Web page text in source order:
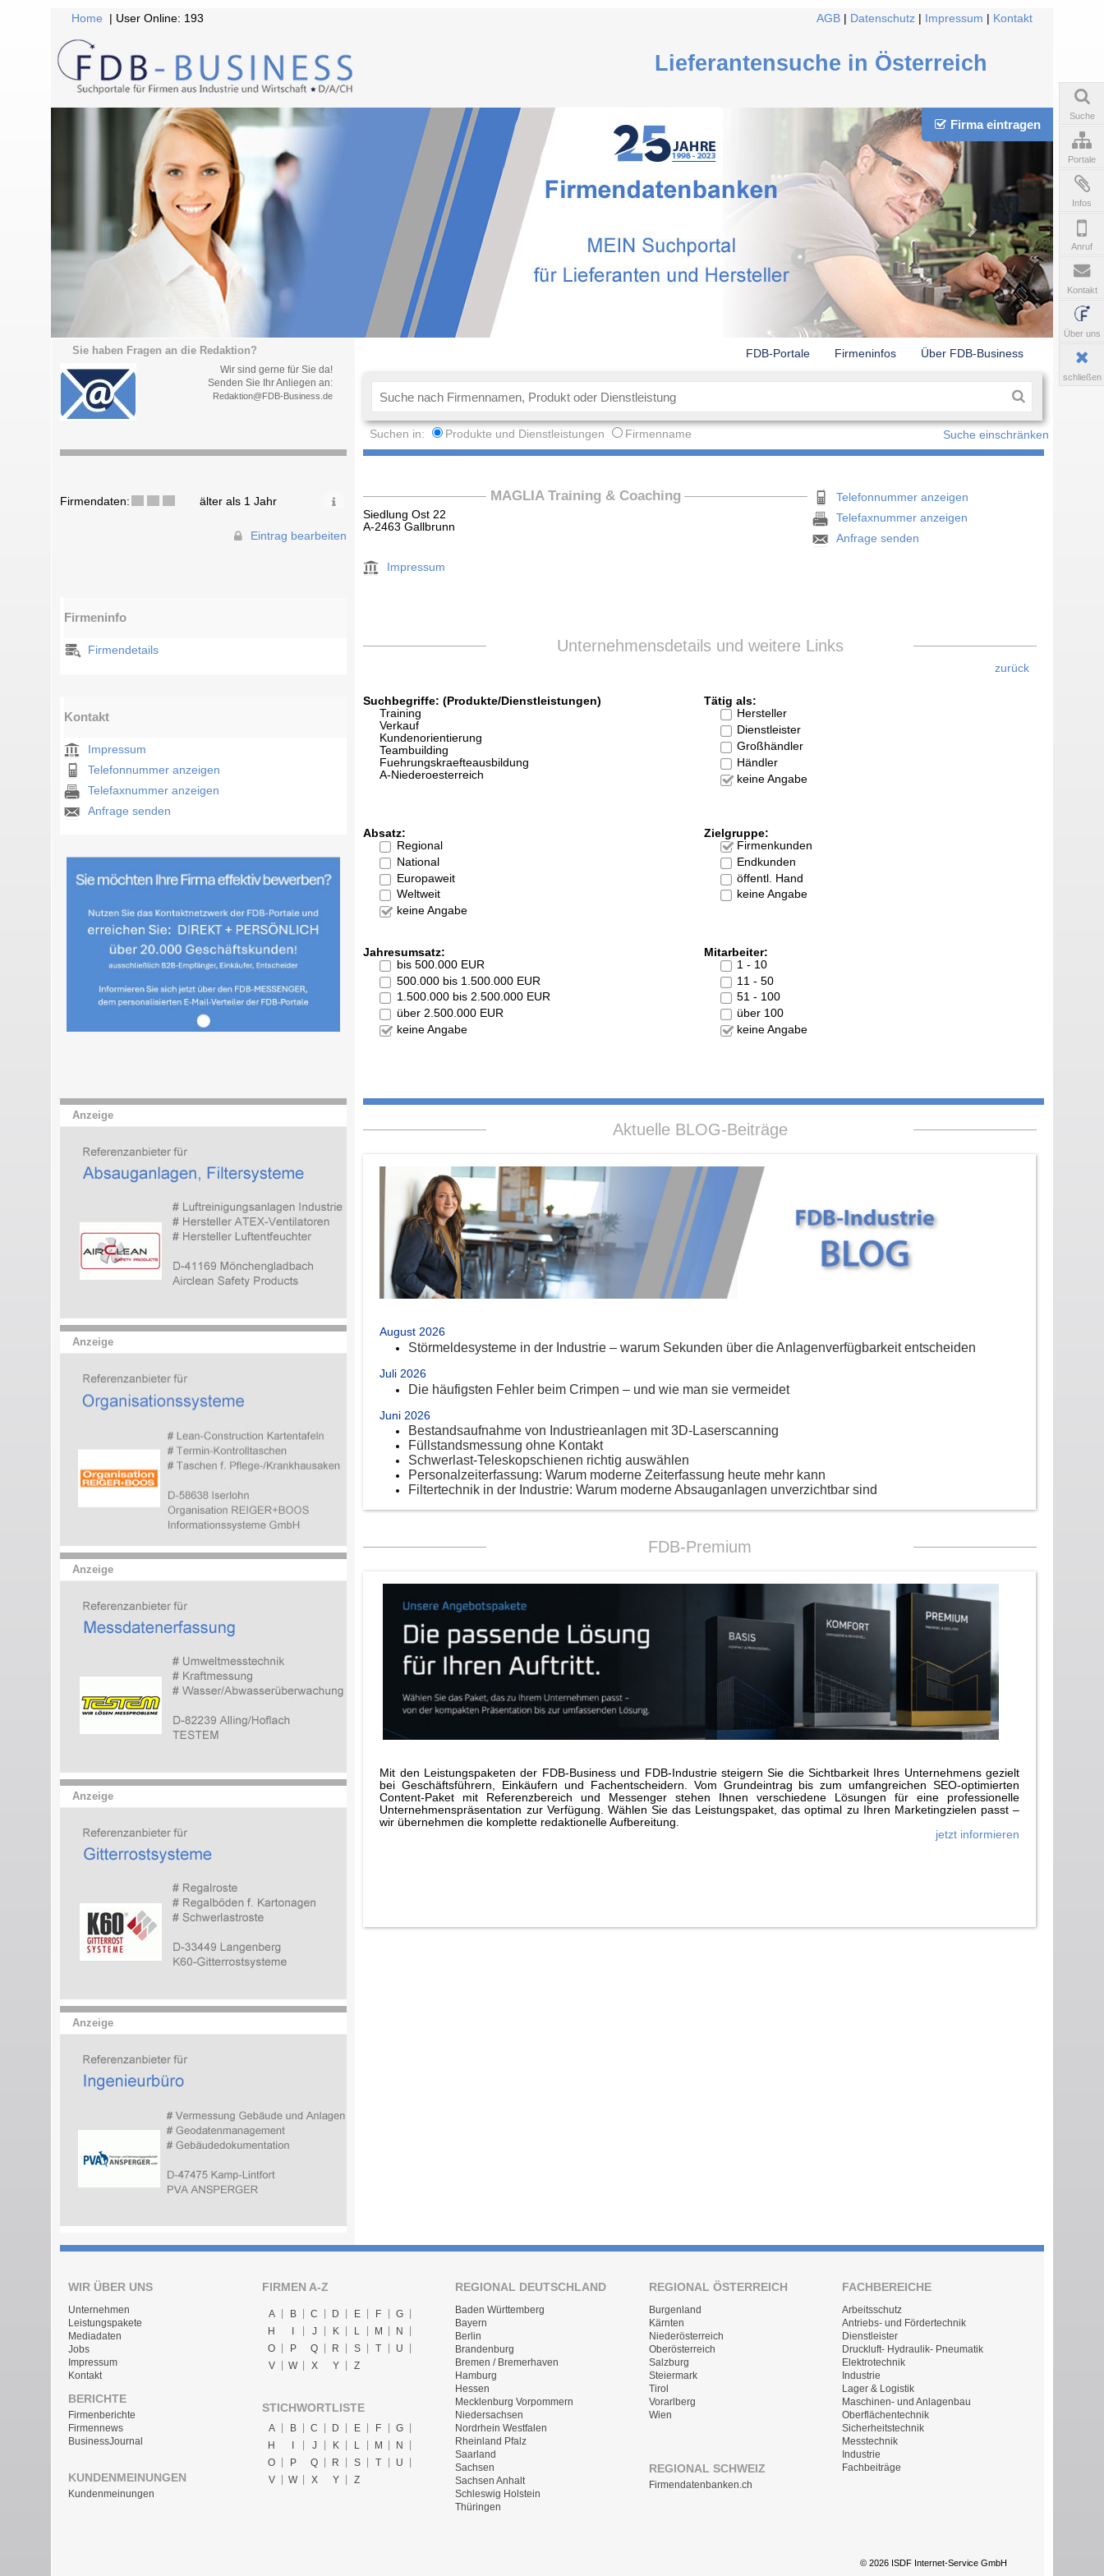
Home | User Online: 193 AGB Datenschutz Impressum Kontakt
Lieferantensuche in Österreich
Firma eintragen
Sie haben Fragen an die Redaktion?
Wir sind gerne für Sie da!
Senden Sie Ihr Anliegen an:
Redaktion@FDB-Business.de
FDB-Portale Firmeninfos Über FDB-Business
Suchen in: Produkte und Dienstleistungen Firmenname Suche einschränken
Firmendaten: älter als 1 Jahr
Eintrag bearbeiten
Firmeninfo
Firmendetails
Kontakt
Impressum
Telefonnummer anzeigen
Telefaxnummer anzeigen
Anfrage senden
Anzeige
Anzeige
Anzeige
Anzeige
Anzeige
MAGLIA Training & Coaching
Siedlung Ost 22
A-2463 Gallbrunn
Impressum
Telefonnummer anzeigen
Telefaxnummer anzeigen
Anfrage senden
Unternehmensdetails und weitere Links
zurück
Suchbegriffe: (Produkte/Dienstleistungen)
Training
Verkauf
Kundenorientierung
Teambuilding
Fuehrungskraefteausbildung
A-Niederoesterreich
Tätig als:
Hersteller
Dienstleister
Großhändler
Händler
keine Angabe
Absatz:
Regional
National
Europaweit
Weltweit
keine Angabe
Zielgruppe:
Firmenkunden
Endkunden
öffentl. Hand
keine Angabe
Jahresumsatz:
bis 500.000 EUR
500.000 bis 1.500.000 EUR
1.500.000 bis 2.500.000 EUR
über 2.500.000 EUR
keine Angabe
Mitarbeiter:
1 - 10
11 - 50
51 - 100
über 100
keine Angabe
Aktuelle BLOG-Beiträge
August 2026
Störmeldesysteme in der Industrie – warum Sekunden über die Anlagenverfügbarkeit entscheiden
Juli 2026
Die häufigsten Fehler beim Crimpen – und wie man sie vermeidet
Juni 2026
Bestandsaufnahme von Industrieanlagen mit 3D-Laserscanning
Füllstandsmessung ohne Kontakt
Schwerlast-Teleskopschienen richtig auswählen
Personalzeiterfassung: Warum moderne Zeiterfassung heute mehr kann
Filtertechnik in der Industrie: Warum moderne Absauganlagen unverzichtbar sind
FDB-Premium
Mit den Leistungspaketen der FDB-Business und FDB-Industrie steigern Sie die Sichtbarkeit Ihres Unternehmens gezielt
bei Geschäftsführern, Einkäufern und Fachentscheidern. Vom Grundeintrag bis zum umfangreichen SEO-optimierten
Content-Paket mit Referenzbereich und Messenger stehen Ihnen verschiedene Lösungen für eine professionelle
Unternehmenspräsentation zur Verfügung. Wählen Sie das Leistungspaket, das optimal zu Ihren Marketingzielen passt –
wir übernehmen die komplette redaktionelle Aufbereitung.
jetzt informieren
WIR ÜBER UNS
Unternehmen
Leistungspakete
Mediadaten
Jobs
Impressum
Kontakt
BERICHTE
Firmenberichte
Firmennews
BusinessJournal
KUNDENMEINUNGEN
Kundenmeinungen
FIRMEN A-Z
A B C D E F
G
H
J K L M
N
O
P Q R S T
U
V
W X Y Z
STICHWORTLISTE
A B C D E F
G
H
I J K L M
N
O
P Q R S T
U
V
W X Y Z
REGIONAL DEUTSCHLAND
Baden Württemberg
Bayern
Berlin
Brandenburg
Bremen / Bremerhaven
Hamburg
Hessen
Mecklenburg Vorpommern
Niedersachsen
Nordrhein Westfalen
Rheinland Pfalz
Saarland
Sachsen
Sachsen Anhalt
Schleswig Holstein
Thüringen
REGIONAL ÖSTERREICH
Burgenland
Kärnten
Niederösterreich
Oberösterreich
Salzburg
Steiermark
Tirol
Vorarlberg
Wien
REGIONAL SCHWEIZ
Firmendatenbanken.ch
FACHBEREICHE
Arbeitsschutz
Antriebs- und Fördertechnik
Dienstleister
Druckluft- Hydraulik- Pneumatik
Elektrotechnik
Industrie
Lager & Logistik
Maschinen- und Anlagenbau
Oberflächentechnik
Sicherheitstechnik
Messtechnik
Industrie
Fachbeiträge
© 2026 ISDF Internet-Service GmbH
Suche
Portale
Infos
Anruf
Kontakt
Über uns
schließen